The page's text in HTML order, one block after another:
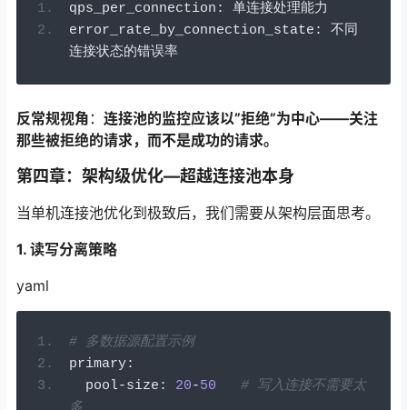
qps_per_connection :
单连接处理能力
error_rate_by_connection_state :
不同
连接状态的错误率
反常规视角 ： 连接池的监控应该以”拒绝”为中心——关注
那些被拒绝的请求，而不是成功的请求。
第四章：架构级优化—超越连接池本身
当单机连接池优化到极致后，我们需要从架构层面思考。
1. 读写分离策略
yaml
# 多数据源配置示例
primary:
  pool
-size : 20-50
# 写入连接不需要太